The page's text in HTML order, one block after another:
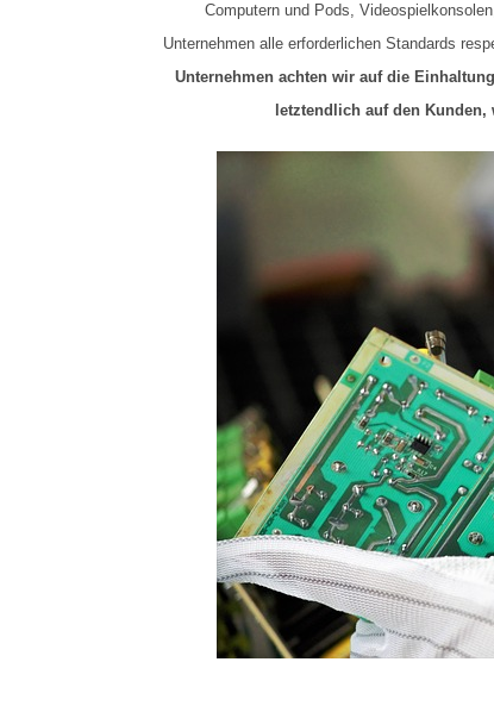
Computern und Pods,
Unternehmen alle erforderlichen Standards
Unternehmen achten wir auf die
letztendlich auf den